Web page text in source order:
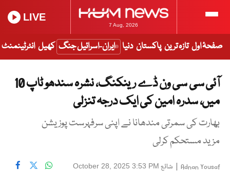
7 Aug, 2026
LIVE
صفحۂ اول تازہ ترین پاکستان دنیا ایران-اسرائیل جنگ کھیل انٹرٹینمنٹ
آئی سی سی ون ڈے رینکنگ، نشرہ سندھو ٹاپ 10
میں، سدرہ امین کی ایک درجہ تنزلی
بھارت کی سمرتی مندھانا نے اپنی سرفہرست پوزیشن
مزید مستحکم کرلی
Adnan Yousaf
| شائع October 28, 2025 3:53 PM